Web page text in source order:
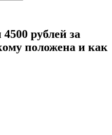
рублей за
положена и как